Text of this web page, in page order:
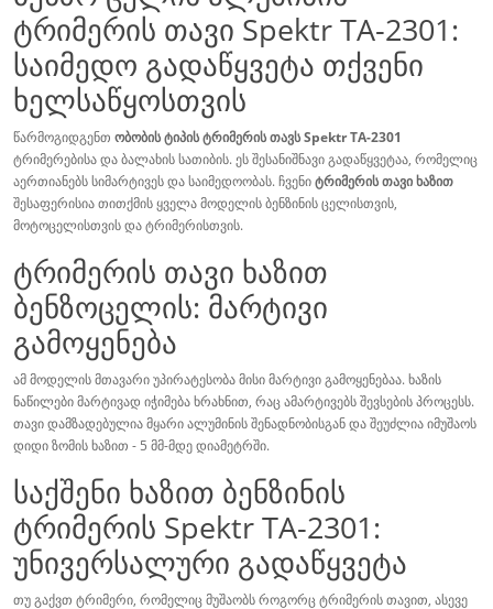
ტრიმერის თავი Spektr TA-2301:
საიმედო გადაწყვეტა თქვენი
ხელსაწყოსთვის
წარმოგიდგენთ ობობის ტიპის ტრიმერის თავს Spektr TA-2301
ტრიმერებისა და ბალახის სათიბის. ეს შესანიშნავი გადაწყვეტაა, რომელიც
აერთიანებს სიმარტივეს და საიმედოობას. ჩვენიტრიმერის თავი ხაზით
შესაფერისია თითქმის ყველა მოდელის ბენზინის ცელისთვის,
მოტოცელისთვის და ტრიმერისთვის.
ტრიმერის თავი ხაზით
ბენზოცელის: მარტივი
გამოყენება
ამ მოდელის მთავარი უპირატესობა მისი მარტივი გამოყენებაა. ხაზის
ნაწილები მარტივად იჭიმება ხრახნით, რაც ამარტივებს შევსების პროცესს.
თავი დამზადებულია მყარი ალუმინის შენადნობისგან და შეუძლია იმუშაოს
დიდი ზომის ხაზით - 5 მმ-მდე დიამეტრში.
საქშენი ხაზით ბენზინის
ტრიმერის Spektr TA-2301:
უნივერსალური გადაწყვეტა
თუ გაქვთ ტრიმერი, რომელიც მუშაობს როგორც ტრიმერის თავით, ასევე